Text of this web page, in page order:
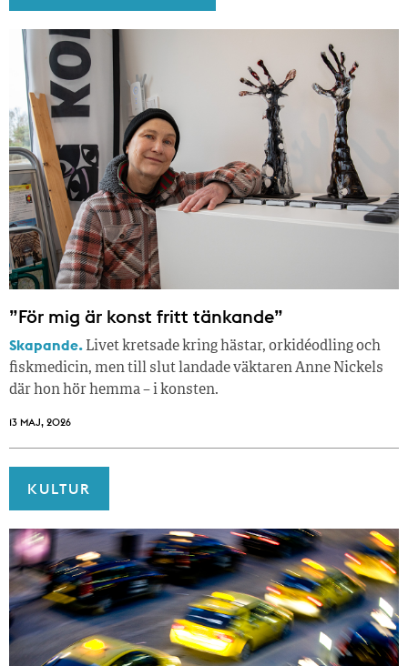
”För mig är konst fritt tänkande”
Skapande. Livet kretsade kring hästar, orkidéodling och
fiskmedicin, men till slut landade väktaren Anne Nickels
där hon hör hemma – i konsten.
13 MAJ, 2026
KULTUR